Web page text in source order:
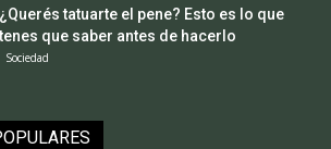
¿Querés tatuarte el pene? Esto es lo que
que saber antes de hacerlo
Sociedad